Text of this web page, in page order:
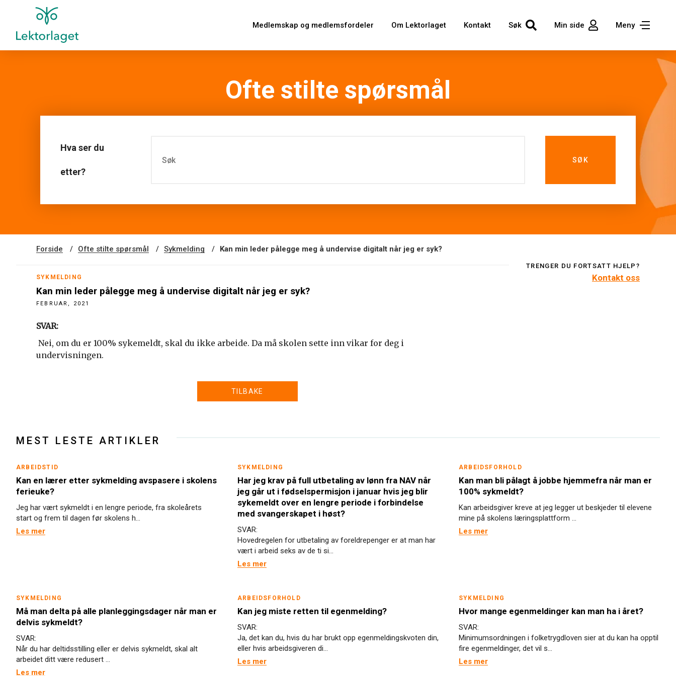
Medlemskap og medlemsfordeler Om Lektorlaget Kontakt Søk Min side Meny
Ofte stilte spørsmål
Hva ser du
etter?
SØK
Forside Ofte stilte spørsmål Sykmelding Kan min leder pålegge meg å undervise digitalt når jeg er syk?
SYKMELDING
Kan min leder pålegge meg å undervise digitalt når jeg er syk?
FEBRUAR, 2021
SVAR:
Nei, om du er 100% sykemeldt, skal du ikke arbeide. Da må skolen sette inn vikar for deg i
undervisningen.
TILBAKE
TRENGER DU FORTSATT HJELP?
Kontakt oss
MEST LESTE ARTIKLER
ARBEIDSTID
Kan en lærer etter sykmelding avspasere i skolens
ferieuke?
Jeg har vært sykmeldt i en lengre periode, fra skoleårets
start og frem til dagen før skolens h...
Les mer
SYKMELDING
Har jeg krav på full utbetaling av lønn fra NAV når
jeg går ut i fødselspermisjon i januar hvis jeg blir
sykemeldt over en lengre periode i forbindelse
med svangerskapet i høst?
SVAR:
Hovedregelen for utbetaling av foreldrepenger er at man har
vært i arbeid seks av de ti si...
Les mer
ARBEIDSFORHOLD
Kan man bli pålagt å jobbe hjemmefra når man er
100% sykmeldt?
Kan arbeidsgiver kreve at jeg legger ut beskjeder til elevene
mine på skolens læringsplattform ...
Les mer
SYKMELDING
Må man delta på alle planleggingsdager når man er
delvis sykmeldt?
SVAR:
Når du har deltidsstilling eller er delvis sykmeldt, skal alt
arbeidet ditt være redusert ...
Les mer
ARBEIDSFORHOLD
Kan jeg miste retten til egenmelding?
SVAR:
Ja, det kan du, hvis du har brukt opp egenmeldingskvoten din,
eller hvis arbeidsgiveren di...
Les mer
SYKMELDING
Hvor mange egenmeldinger kan man ha i året?
SVAR:
Minimumsordningen i folketrygdloven sier at du kan ha opptil
fire egenmeldinger, det vil s...
Les mer